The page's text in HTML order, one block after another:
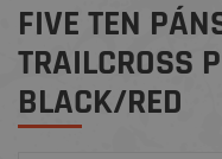
FIVE TEN
TRAILCROSS
BLACK/RED